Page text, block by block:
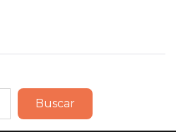
Buscar